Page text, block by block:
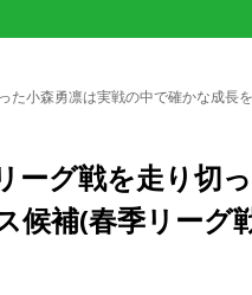
た小森勇凛は実戦の中で確かな成
ーグ戦を走り切
候補(春季リーグ